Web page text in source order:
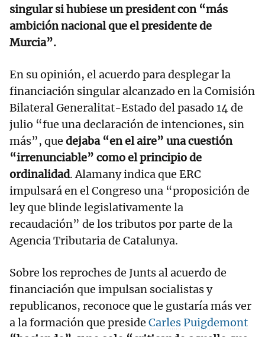
singular si hubiese un president con “más
ambición nacional que el presidente de
Murcia”.
En su opinión, el acuerdo para desplegar la
financiación singular alcanzado en la Comisión
Bilateral Generalitat-Estado del pasado 14 de
julio “fue una declaración de intenciones, sin
más”, que dejaba “en el aire” una cuestión
“irrenunciable” como el principio de
ordinalidad. Alamany indica que ERC
impulsará en el Congreso una “proposición de
ley que blinde legislativamente la
recaudación” de los tributos por parte de la
Agencia Tributaria de Catalunya.
Sobre los reproches de Junts al acuerdo de
financiación que impulsan socialistas y
republicanos, reconoce que le gustaría más ver
a la formación que preside Carles Puigdemont